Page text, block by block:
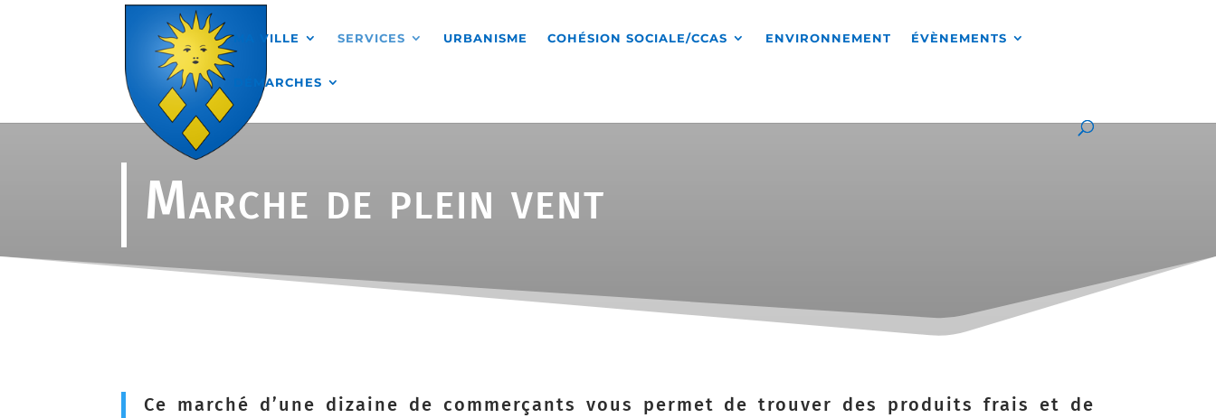
MA VILLE SERVICES URBANISME COHÉSION SOCIALE/CCAS ENVIRONNEMENT ÉVÈNEMENTS
DÉMARCHES
Marche de plein vent
Ce marché d’une dizaine de commerçants vous permet de trouver des produits frais et de